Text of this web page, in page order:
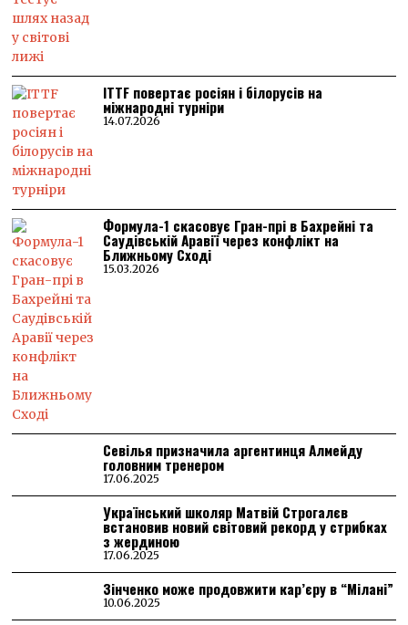
ITTF повертає росіян і білорусів на
міжнародні турніри
14.07.2026
Формула-1 скасовує Гран-прі в Бахрейні та
Саудівській Аравії через конфлікт на
Ближньому Сході
15.03.2026
Севілья призначила аргентинця Алмейду
головним тренером
17.06.2025
Український школяр Матвій Строгалєв
встановив новий світовий рекорд у стрибках
з жердиною
17.06.2025
Зінченко може продовжити кар’єру в “Мілані”
10.06.2025